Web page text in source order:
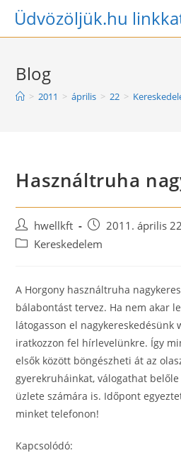
SkipÜdvözöljük.hu
Blog
> 2011 > április > 22 >
Használtruha
Post
author:
hwellkft
Post
published:
2011. április
PostKereskedelem
A Horgony használtruha
bálabontást tervez. Ha nem akar
látogasson el nagykereskedésünk
iratkozzon fel hírlevelünkre. Így
elsők között böngészheti át az
gyerekruháinkat, válogathat
üzlete számára is. Időpont
minket telefonon!
Kapcsolódó: